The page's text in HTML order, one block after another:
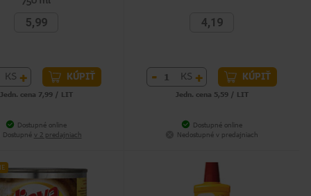
5,99
KS + KÚPIŤ
Jedn. cena 7,99 / LIT
Dostupné online
Dostupné v 2 predajniach
4,19
- KS + KÚPIŤ
Jedn. cena 5,59 / LIT
Dostupné online
Nedostupné v predajniach